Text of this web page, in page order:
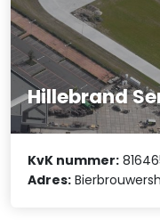
Hillebrand
KvK nummer:
Adres: